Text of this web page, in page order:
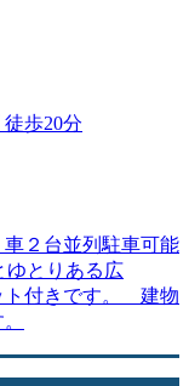
歩20分
２台並列駐車可能
とりある広
ト付きです。 建物